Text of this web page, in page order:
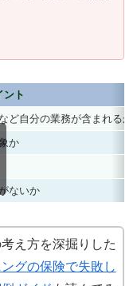
ント
ど自分の業務が含まれるか
か
ないか
え方を深掘りした
グの保険で失敗し